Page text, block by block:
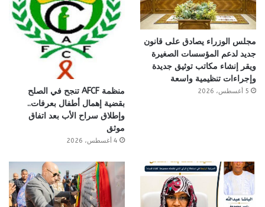
مجلس الوزراء يصادق على قانون
جديد لدعم المؤسسات الصغيرة
ويقر إنشاء مكاتب توثيق جديدة
وإجراءات تنظيمية واسعة
5 أغسطس، 2026
منظمة AFCF تنجح في الصلح
بقضية إهمال أطفال بعرفات..
وإطلاق سراح الأب بعد اتفاق
موثق
4 أغسطس، 2026